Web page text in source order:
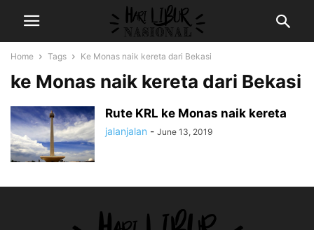
Home Tags Ke Monas naik kereta dari Bekasi
ke Monas naik kereta dari Bekasi
Rute KRL ke Monas naik kereta
jalanjalan - June 13, 2019